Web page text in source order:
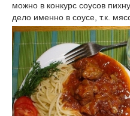
можно в конкурс соусов
дело именно в соусе, т.к.